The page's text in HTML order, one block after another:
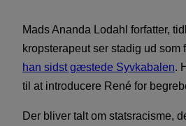
Mads Ananda Lodahl forfatter,
kropsterapeut ser stadig ud som
han sidst gæstede Syvkabalen.
til at introducere René for
Der bliver talt om statsracisme,